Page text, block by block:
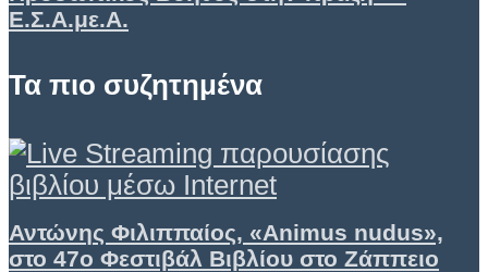
Ε.Σ.Α.με.Α.
Τα πιο συζητημένα
Αντώνης Φιλιππαίος, «Animus nudus»,
στο 47ο Φεστιβάλ Βιβλίου στο Ζάππειο